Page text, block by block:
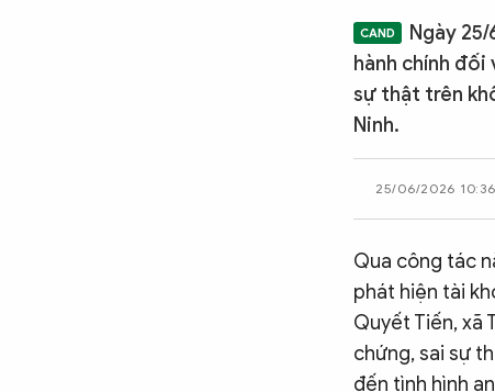
Ngày
hành chính
sự thật trên
Ninh.
25/06/2026 10:36
Qua công tác
phát hiện tài
Quyết Tiến, xã
chứng, sai sự
đến tình hình